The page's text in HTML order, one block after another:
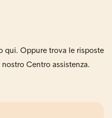
qui. Oppure trova le risposte
Centro assistenza.